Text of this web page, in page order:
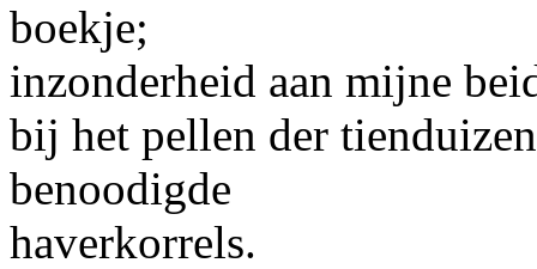
boekje;
inzonderheid aan mijne
bij het pellen der
benoodigde
haverkorrels.